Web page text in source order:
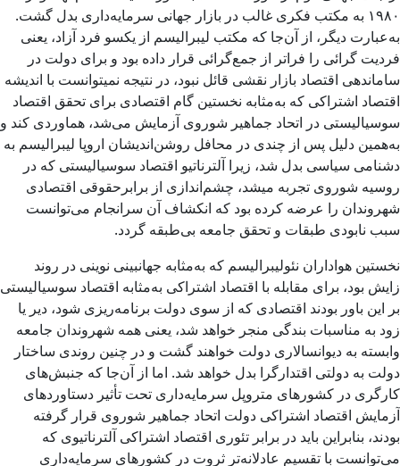
۱۹۸۰ به مکتب فکری غالب در بازار جهانی سرمایه‌داری بدل گشت.
به‌عبارت دیگر، از آن‌جا که مکتب لیبرالیسم از یکسو فرد آزاد، یعنی
فردیت گرائی را فراتر از جمع‌گرائی قرار داده بود و برای دولت در
ساماندهی اقتصاد بازار نقشی قائل نبود، در نتیجه نمیتوانست با اندیشه
اقتصاد اشتراکی که به‌مثابه نخستین گام اقتصادی برای تحقق اقتصاد
سوسیالیستی در اتحاد جماهیر شوروی آزمایش می‌شد، هماوردی کند و
به‌همین دلیل پس از چندی در محافل روشن‌اندیشان اروپا لیبرالیسم به
دشنامی سیاسی بدل شد، زیرا آلترناتیو اقتصاد سوسیالیستی که در
روسیه شوروی تجربه میشد، چشم‌اندازی از برابرحقوقی اقتصادی
شهروندان را عرضه کرده بود که انکشاف آن سرانجام می‌توانست
سبب نابودی طبقات و تحقق جامعه بی‌طبقه گردد.
نخستین هواداران نئولیبرالیسم که به‌مثابه جهانبینی نوینی در روند
زایش بود، برای مقابله با اقتصاد اشتراکی به‌مثابه اقتصاد سوسیالیستی
بر این باور بودند اقتصادی که از سوی دولت برنامه‌ریزی شود، دیر یا
زود به مناسبات بندگی منجر خواهد شد، یعنی همه شهروندان جامعه
وابسته به دیوانسالاری دولت خواهند گشت و در چنین روندی ساختار
دولت به دولتی اقتدارگرا بدل خواهد شد. اما از آن‌جا که جنبش‌های
کارگری در کشورهای متروپل سرمایه‌داری تحت تأثیر دستاوردهای
آزمایش اقتصاد اشتراکی دولت اتحاد جماهیر شوروی قرار گرفته
بودند، بنابراین باید در برابر تئوری اقتصاد اشتراکی آلترناتیوی که
می‌توانست با تقسیم عادلانه‌تر ثروت در کشورهای سرمایه‌داری